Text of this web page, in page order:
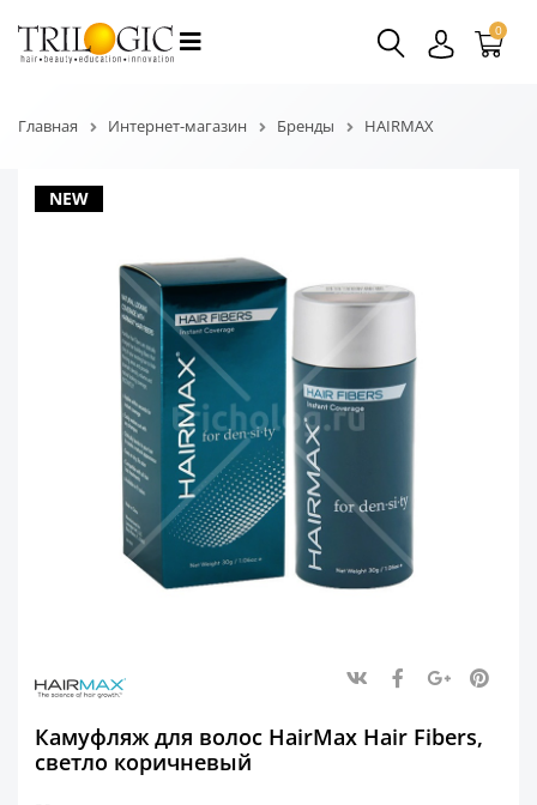
0
Главная Интернет-магазин Бренды HAIRMAX
NEW
Камуфляж для волос HairMax Hair Fibers,
светло коричневый